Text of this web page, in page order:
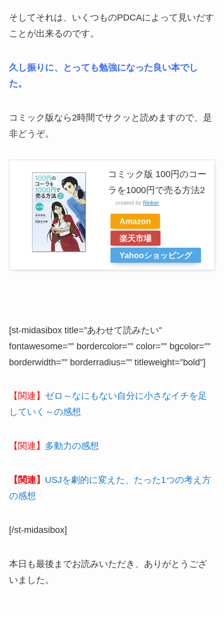
そしてそれは、いくつものPDCAによって見いだす
ことが出来るのです。
久し振りに、とっても勉強になった良い本でし
た。
コミック版なら2時間でサクッと読めますので、是
非どうぞ。
コミック版 100円のコー
ラを1000円で売る方法2
created by Rinker
Amazon
楽天市場
Yahooショッピング
[st-midasibox title=”あわせて読みたい”
fontawesome=”” bordercolor=”” color=”” bgcolor=””
borderwidth=”” borderradius=”” titleweight=”bold”]
【関連】 ゼロ～なにもない自分に小さなイチを足
していく～の感想
【関連】 多動力の感想
【関連】 USJを劇的に変えた、たった1つの考え方
の感想
[/st-midasibox]
本日も最後までお読みいただき、ありがとうござ
いました。